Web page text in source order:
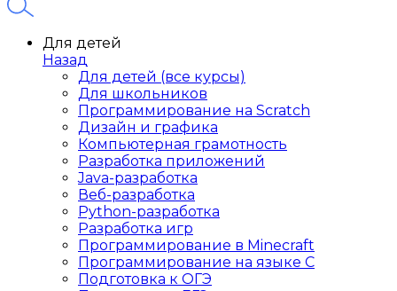
Для детей
Назад
Для детей (все курсы)
Для школьников
Программирование на Scratch
Дизайн и графика
Компьютерная грамотность
Разработка приложений
Java-разработка
Веб-разработка
Python-разработка
Разработка игр
Программирование в Minecraft
Программирование на языке C
Подготовка к ОГЭ